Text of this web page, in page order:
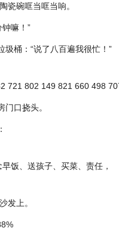
瓷碗哐当哐当响。
嘛！”
圾桶：“说了八百遍我很忙！”
721 802 149 821 660 498
门口挠头。
饭、送孩子、买菜、责任，
发上。